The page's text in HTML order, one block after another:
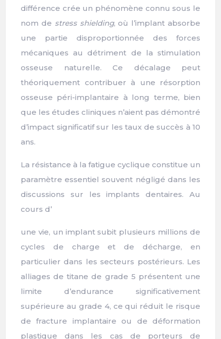
différence crée un phénomène connu sous le
nom de stress shielding, où l’implant absorbe
une partie disproportionnée des forces
mécaniques au détriment de la stimulation
osseuse naturelle. Ce décalage peut
théoriquement contribuer à une résorption
osseuse péri-implantaire à long terme, bien
que les études cliniques n’aient pas démontré
d’impact significatif sur les taux de succès à 10
ans.
La résistance à la fatigue cyclique constitue un
paramètre essentiel souvent négligé dans les
discussions sur les implants dentaires. Au
cours d’
une vie, un implant subit plusieurs millions de
cycles de charge et de décharge, en
particulier dans les secteurs postérieurs. Les
alliages de titane de grade 5 présentent une
limite d’endurance significativement
supérieure au grade 4, ce qui réduit le risque
de fracture implantaire ou de déformation
plastique dans les cas de porteurs de